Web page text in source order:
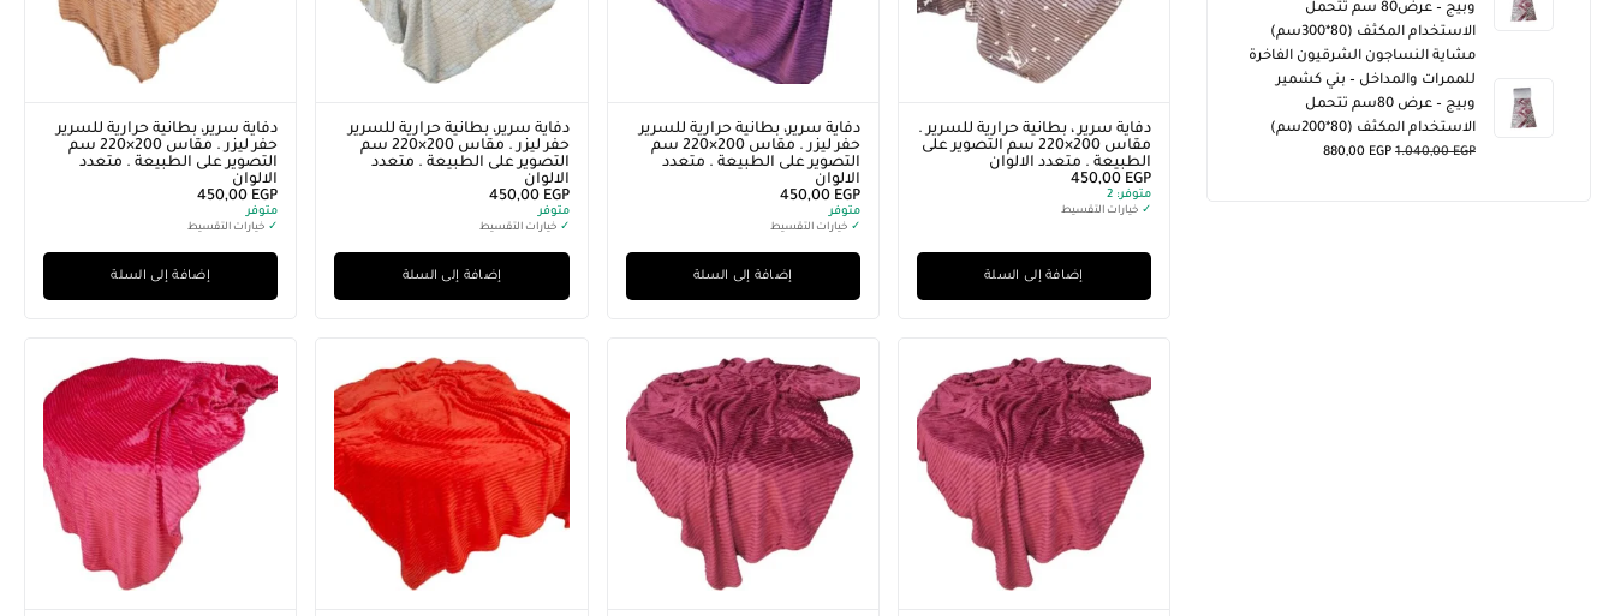
وبيج – عرض80 سم تتحمل
الاستخدام المكثف (80*300سم)
مشاية النساجون الشرقيون الفاخرة
للممرات والمداخل – بني كشمير
وبيج – عرض 80سم تتحمل
الاستخدام المكثف (80*200سم)
1.040,00EGP
880,00 EGP
دفاية سرير ، بطانية حرارية للسرير .
مقاس 200×220 سم التصوير على
الطبيعة . متعدد الالوان
450,00 EGP
متوفر:
✓ خيارات التقسيط
إضافة إلى السلة
دفاية سرير، بطانية حرارية للسرير
حفر ليزر . مقاس 200×220 سم
التصوير على الطبيعة . متعدد
الالوان
450,00 EGP
متوفر
✓ خيارات التقسيط
إضافة إلى السلة
دفاية سرير، بطانية حرارية للسرير
حفر ليزر . مقاس 200×220 سم
التصوير على الطبيعة . متعدد
الالوان
450,00 EGP
متوفر
✓ خيارات التقسيط
إضافة إلى السلة
دفاية سرير، بطانية حرارية للسرير
حفر ليزر . مقاس 200×220 سم
التصوير على الطبيعة . متعدد
الالوان
450,00 EGP
متوفر
✓ خيارات التقسيط
إضافة إلى السلة